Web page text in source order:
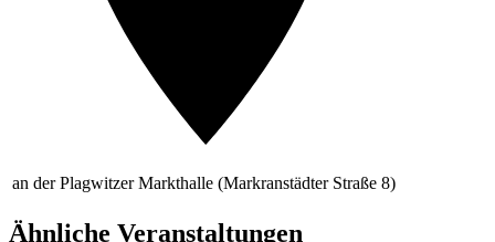
an der Plagwitzer Markthalle (Markranstädter Straße 8)
Ähnliche Veranstaltungen